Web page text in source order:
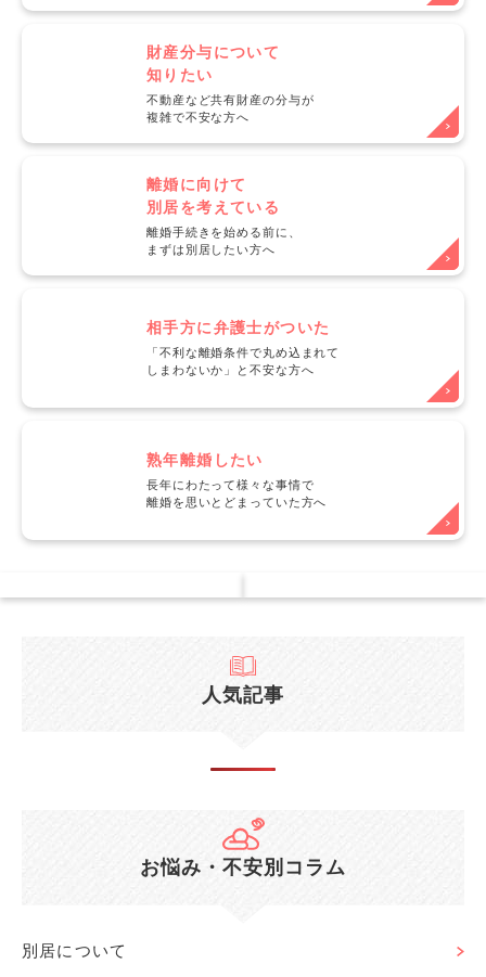
財産分与について
知りたい
不動産など共有財産の分与が
複雑で不安な方へ
離婚に向けて
別居を考えている
離婚手続きを始める前に、
まずは別居したい方へ
相手方に弁護士がついた
「不利な離婚条件で丸め込まれて
しまわないか」と不安な方へ
熟年離婚したい
長年にわたって様々な事情で
離婚を思いとどまっていた方へ
人気記事
お悩み・不安別コラム
別居について